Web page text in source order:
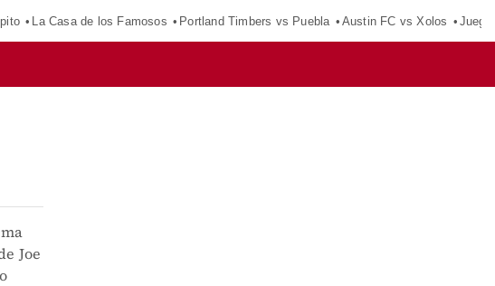
La Casa de los Famosos Portland Timbers vs Puebla Austin FC vs Xolos
Joe